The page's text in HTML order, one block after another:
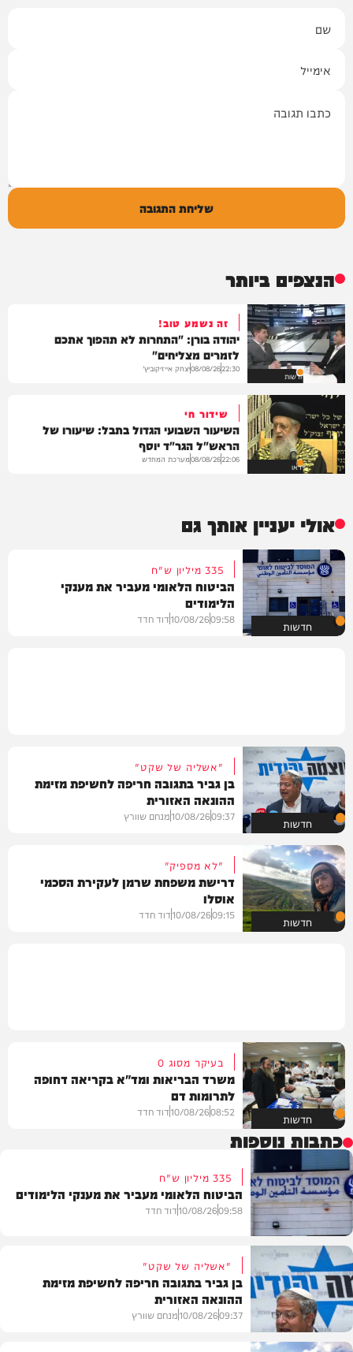
שליחת התגובה
הנצפים ביותר
חדשות
זה נשמע טוב!
יהודה בורן: "התחרות לא תהפוך אתכם
לזמרים מצליחים"
22:30
08/08/26יצחק אייזיקוביץ'
וידאו
שידור חי
השיעור השבועי הגדול בתבל: שיעורו של
הראש"ל הגר"ד יוסף
22:06
08/08/26מערכת המחדש
אולי יעניין אותך גם
חדשות
335 מיליון ש"ח
הביטוח הלאומי מעביר את מענקי
הלימודים
09:58
10/08/26דוד חדד
חדשות
"אשליה של שקט"
בן גביר בתגובה חריפה לחשיפת מזימת
ההונאה האזורית
09:37
10/08/26מנחם שוורץ
חדשות
"לא מספיק"
דרישת משפחת שרמן לעקירת הסכמי
אוסלו
09:15
10/08/26דוד חדד
חדשות
בעיקר מסוג O
משרד הבריאות ומד"א בקריאה דחופה
לתרומות דם
08:52
10/08/26דוד חדד
כתבות נוספות
חדשות
335 מיליון ש"ח
הביטוח הלאומי מעביר את מענקי הלימודים
09:58
10/08/26דוד חדד
"אשליה של שקט"
בן גביר בתגובה חריפה לחשיפת מזימת
ההונאה האזורית
09:37
10/08/26מנחם שוורץ